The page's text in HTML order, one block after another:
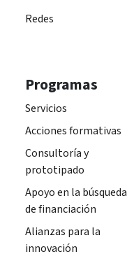
Redes
Programas
Servicios
Acciones formativas
Consultoría y
prototipado
Apoyo en la búsqueda
de financiación
Alianzas para la
innovación